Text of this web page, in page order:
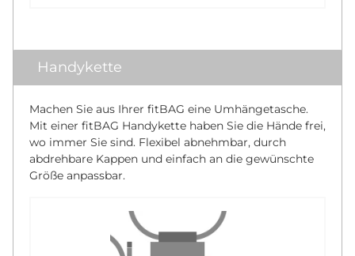
Handykette
Machen Sie aus Ihrer fitBAG eine Umhängetasche.
Mit einer fitBAG Handykette haben Sie die Hände frei,
wo immer Sie sind. Flexibel abnehmbar, durch
abdrehbare Kappen und einfach an die gewünschte
Größe anpassbar.